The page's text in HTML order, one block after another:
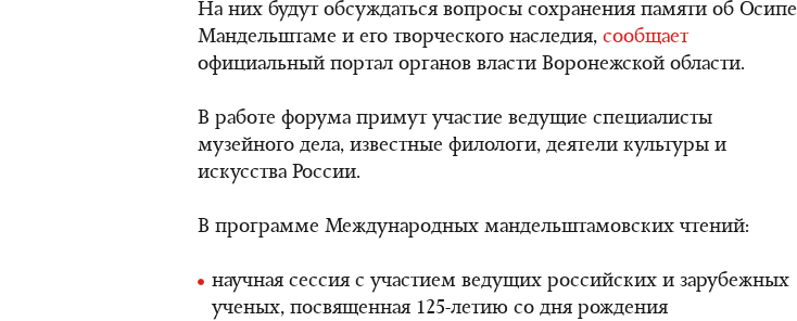
На них будут обсуждаться вопросы сохранения памяти об Осипе
Мандельштаме и его творческого наследия, сообщает
официальный портал органов власти Воронежской области.
В работе форума примут участие ведущие специалисты
музейного дела, известные филологи, деятели культуры и
искусства России.
В программе Международных мандельштамовских чтений:
научная сессия с участием ведущих российских и зарубежных
ученых, посвященная 125-летию со дня рождения